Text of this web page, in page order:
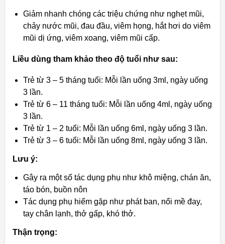
Giảm nhanh chóng các triệu chứng như nghẹt mũi,
chảy nước mũi, đau đầu, viêm họng, hắt hơi do viêm
mũi dị ứng, viêm xoang, viêm mũi cấp.
Liều dùng tham khảo theo độ tuổi như sau:
Trẻ từ 3 – 5 tháng tuổi: Mỗi lần uống 3ml, ngày uống
3 lần.
Trẻ từ 6 – 11 tháng tuổi: Mỗi lần uống 4ml, ngày uống
3 lần.
Trẻ từ 1 – 2 tuổi: Mỗi lần uống 6ml, ngày uống 3 lần.
Trẻ từ 3 – 6 tuổi: Mỗi lần uống 8ml, ngày uống 3 lần.
Lưu ý:
Gây ra một số tác dụng phụ như khô miệng, chán ăn,
táo bón, buồn nôn
Tác dụng phụ hiếm gặp như phát ban, nổi mề đay,
tay chân lạnh, thở gấp, khó thở.
Thận trọng: